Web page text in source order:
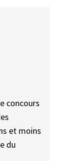
concours
et moins
du